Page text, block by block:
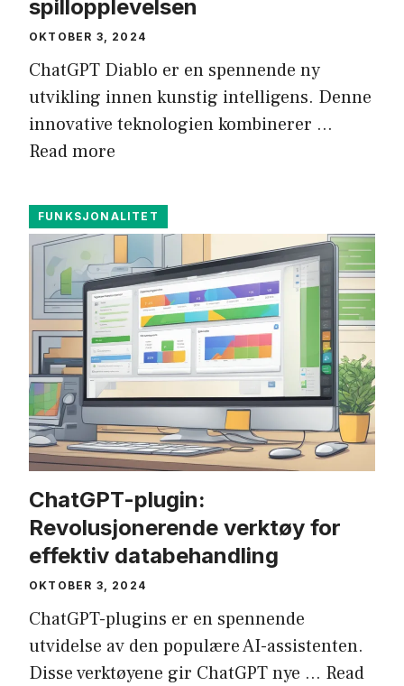
spillopplevelsen
OKTOBER 3, 2024
ChatGPT Diablo er en spennende ny
utvikling innen kunstig intelligens. Denne
innovative teknologien kombinerer …
Read more
FUNKSJONALITET
ChatGPT-plugin:
Revolusjonerende verktøy for
effektiv databehandling
OKTOBER 3, 2024
ChatGPT-plugins er en spennende
utvidelse av den populære AI-assistenten.
Disse verktøyene gir ChatGPT nye … Read